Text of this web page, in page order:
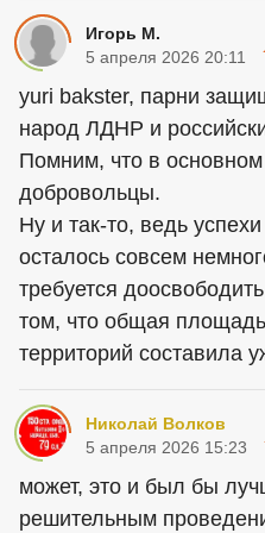
Игорь М.
5 апреля 2026 20:11
yuri bakster, парни
народ ЛДНР и
Помним, что в
добровольцы.
Ну и так-то, ведь
осталось совсем
требуется
том, что общая
территорий составила
Николай Волков
5 апреля 2026 15:23
может, это и был бы
решительным